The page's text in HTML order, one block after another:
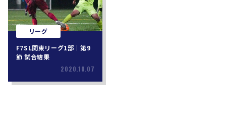
リーグ
F7SL関東リーグ1部｜第9
節 試合結果
2020.10.07